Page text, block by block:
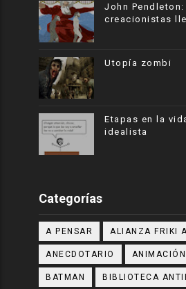
John
creacionistas
Utopía zombi
Etapas en la
idealista
Categorías
A PENSAR ALIANZA FRIKI
ANECDOTARIO ANIMACIÓN
BATMAN BIBLIOTECA